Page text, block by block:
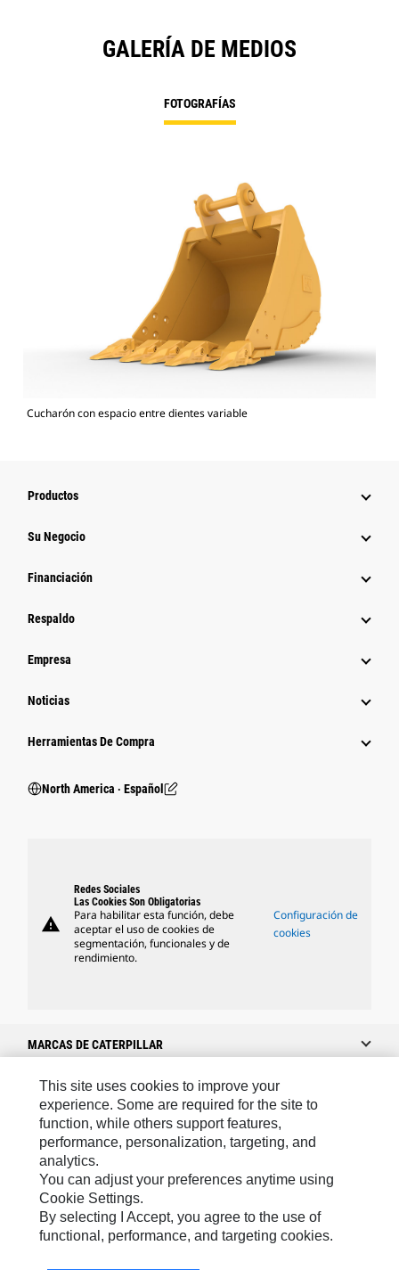
GALERÍA DE MEDIOS
FOTOGRAFÍAS
Cucharón con espacio entre dientes variable
Productos
Su Negocio
Financiación
Respaldo
Empresa
Noticias
Herramientas De Compra
North America ‧ Español
warning
Redes Sociales
Las Cookies Son Obligatorias
Para habilitar esta función, debe
aceptar el uso de cookies de
segmentación, funcionales y de
rendimiento.
Configuración de
cookies
MARCAS DE CATERPILLAR
Caterpillar.com
Caterpillar Contacto
Mis Preferencias De Marketing
Site Map
Cookie Settings
This site uses cookies to improve your
experience. Some are required for the site to
function, while others support features,
performance, personalization, targeting, and
analytics.
You can adjust your preferences anytime using
Cookie Settings.
By selecting I Accept, you agree to the use of
functional, performance, and targeting cookies.